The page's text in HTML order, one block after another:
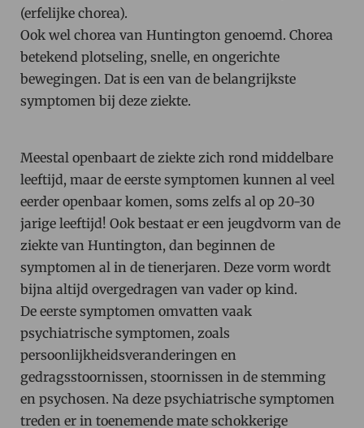
(erfelijke chorea).
Ook wel chorea van Huntington genoemd. Chorea
betekend plotseling, snelle, en ongerichte
bewegingen. Dat is een van de belangrijkste
symptomen bij deze ziekte.
Meestal openbaart de ziekte zich rond middelbare
leeftijd, maar de eerste symptomen kunnen al veel
eerder openbaar komen, soms zelfs al op 20-30
jarige leeftijd! Ook bestaat er een jeugdvorm van de
ziekte van Huntington, dan beginnen de
symptomen al in de tienerjaren. Deze vorm wordt
bijna altijd overgedragen van vader op kind.
De eerste symptomen omvatten vaak
psychiatrische symptomen, zoals
persoonlijkheidsveranderingen en
gedragsstoornissen, stoornissen in de stemming
en psychosen. Na deze psychiatrische symptomen
treden er in toenemende mate schokkerige